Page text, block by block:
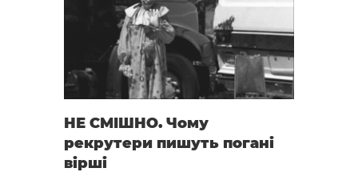
НЕ СМІШНО. Чому
рекрутери пишуть погані
вірші